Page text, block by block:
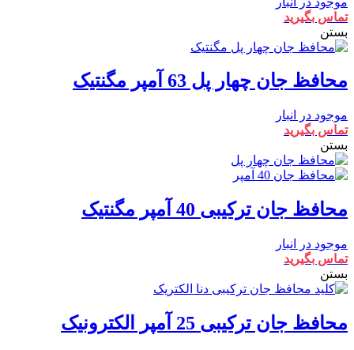
تماس بگیرید
بستن
محافظ جان چهار پل 63 آمپر مگنتیک
موجود در انبار
تماس بگیرید
بستن
محافظ جان ترکیبی 40 آمپر مگنتیک
موجود در انبار
تماس بگیرید
بستن
محافظ جان ترکیبی 25 آمپر الکترونیک